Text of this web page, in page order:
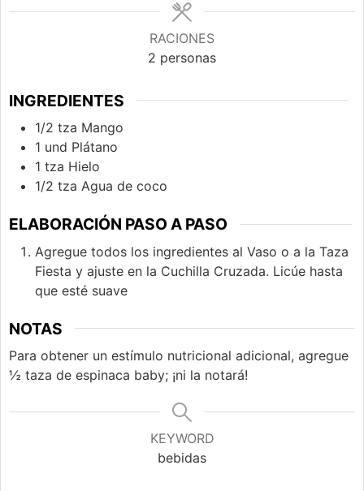
RACIONES
2 personas
INGREDIENTES
1/2 tza Mango
1 und Plátano
1 tza Hielo
1/2 tza Agua de coco
ELABORACIÓN PASO A PASO
Agregue todos los ingredientes al Vaso o a la Taza
Fiesta y ajuste en la Cuchilla Cruzada. Licúe hasta
que esté suave
NOTAS
Para obtener un estímulo nutricional adicional, agregue
½ taza de espinaca baby; ¡ni la notará!
KEYWORD
bebidas